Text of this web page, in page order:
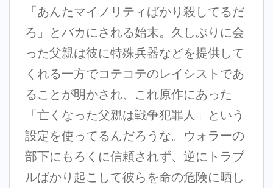
「あんたマイノリティばかり殺してるだ
ろ」とバカにされる始末。久しぶりに会
った父親は彼に特殊兵器などを提供して
くれる一方でコテコテのレイシストであ
ることが明かされ、これ原作にあった
「亡くなった父親は戦争犯罪人」という
設定を使ってるんだろうな。ウォラーの
部下にもろくに信頼されず、逆にトラブ
ルばかり起こして彼らを命の危険に晒し